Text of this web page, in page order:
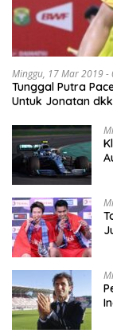
Minggu, 17 Mar 2019 -
Tunggal Putra
Untuk Jonatan dkk